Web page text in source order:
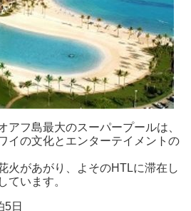
アフ島最大のスーパープールは、
イの文化とエンターテイメントの
火があがり、よそのHTLに滞在し
ています。
5日